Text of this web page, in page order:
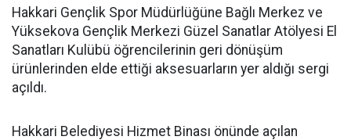
Hakkari Gençlik Spor Müdürlüğüne Bağlı Merkez ve
Yüksekova Gençlik Merkezi Güzel Sanatlar Atölyesi El
Sanatları Kulübü öğrencilerinin geri dönüşüm
ürünlerinden elde ettiği aksesuarların yer aldığı sergi
açıldı.
Hakkari Belediyesi Hizmet Binası önünde açılan